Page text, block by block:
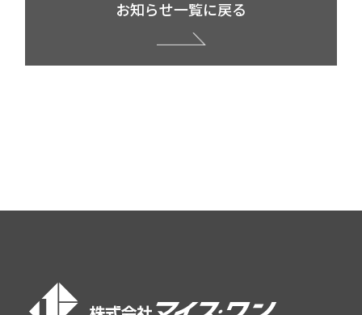
お知らせ一覧に戻る